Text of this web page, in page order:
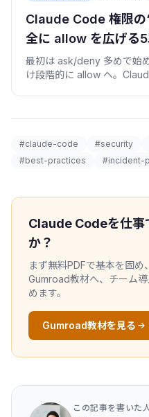
Claude Code 権限の
全に allow を広げる
最初は ask/deny 多めで始
け段階的に allow へ。
#claude-code #security
#best-practices
#incident-
Claude Codeを仕事
か？
まず無料PDFで基本を固
Gumroad教材へ、チーム
めます。
Gumroad教材を見る
この記事を書いた人